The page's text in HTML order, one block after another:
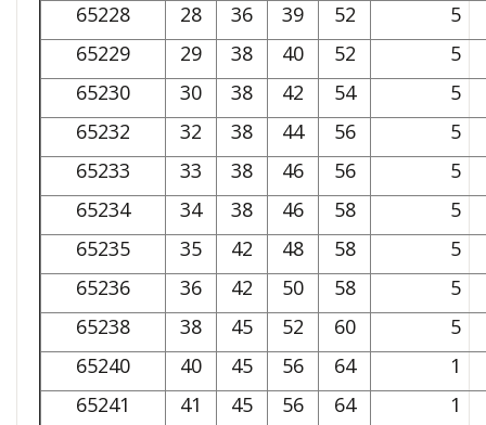
65228
28 36 39 52
5
65229
29 38 40 52
5
65230
30 38 42 54
5
65232
32 38 44 56
5
65233
33 38 46 56
5
65234
34 38 46 58
5
65235
35 42 48 58
5
65236
36 42 50 58
5
65238
38 45 52 60
5
65240
40 45 56 64
1
65241
41 45 56 64
1